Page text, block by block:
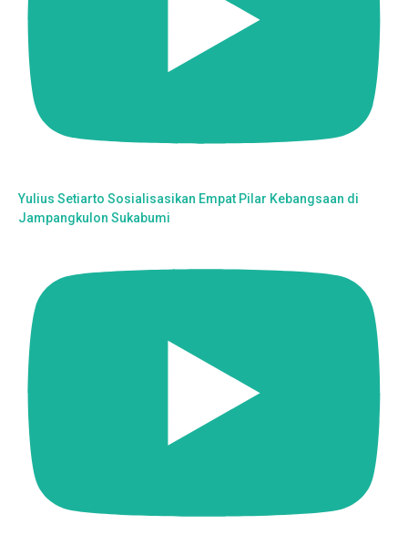
Yulius Setiarto Sosialisasikan Empat Pilar Kebangsaan di
Jampangkulon Sukabumi